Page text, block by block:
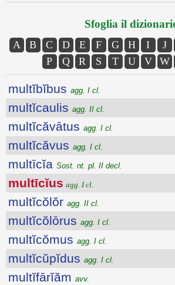
Sfoglia il
A B C D E F G H I J
P
Q R S T U V W
multĭbĭbus agg. I cl.
multĭcaulis agg. II cl.
multĭcăvātus agg. I cl.
multĭcăvus agg. I cl.
multīcĭa Sost. nt. pl. II decl.
multīcĭus agg. I cl.
multĭcŏlŏr agg. II cl.
multĭcŏlōrus agg. I cl.
multĭcŏmus agg. I cl.
multĭcŭpĭdus agg. I cl.
multĭfārĭăm avv.